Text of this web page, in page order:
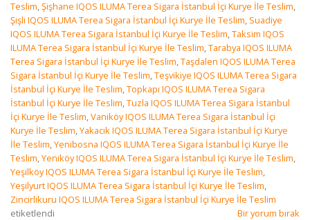
Teslim,Şişhane IQOS ILUMA Terea Sigara İstanbul İçi Kurye İle Teslim,
Şişli IQOS ILUMA Terea Sigara İstanbul İçi Kurye İle Teslim, Suadiye
IQOS ILUMA Terea Sigara İstanbul İçi Kurye İle Teslim,Taksim IQOS
ILUMA Terea Sigara İstanbul İçi Kurye İle Teslim,Tarabya IQOS ILUMA
Terea Sigara İstanbul İçi Kurye İle Teslim,Taşdalen IQOS ILUMA Terea
Sigara İstanbul İçi Kurye İle Teslim,Teşvikiye IQOS ILUMA Terea Sigara
İstanbul İçi Kurye İle Teslim,Topkapı IQOS ILUMA Terea Sigara
İstanbul İçi Kurye İle Teslim,Tuzla IQOS ILUMA Terea Sigara İstanbul
İçi Kurye İle Teslim,Vaniköy IQOS ILUMA Terea Sigara İstanbul İçi
Kurye İle Teslim,Yakacık IQOS ILUMA Terea Sigara İstanbul İçi Kurye
İle Teslim,Yenibosna IQOS ILUMA Terea Sigara İstanbul İçi Kurye İle
Teslim,Yeniköy IQOS ILUMA Terea Sigara İstanbul İçi Kurye İle Teslim,
Yeşilköy IQOS ILUMA Terea Sigara İstanbul İçi Kurye İle Teslim,
Yeşilyurt IQOS ILUMA Terea Sigara İstanbul İçi Kurye İle Teslim,
Zincirlikuru IQOS ILUMA Terea Sigara İstanbul İçi Kurye İle Teslim
etiketlendi
Bir yorum bırak